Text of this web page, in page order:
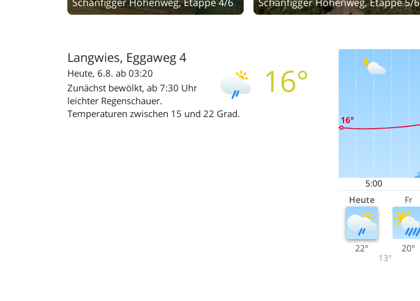
Langwies, Eggaweg 4
16°
Heute, 6.8. ab 03:20
Zunächst bewölkt, ab 7:30 Uhr
leichter Regenschauer.
Temperaturen zwischen 15 und 22 Grad.
Heute Fr
22°
13°
20°